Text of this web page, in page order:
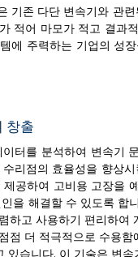
존 다단 변속기와 관
적어 마모가 적고 결과
주력하는 기업의 성
창출
터를 분석하여 변속기
리점의 효율성을 향상
공하여 고비용 고장을
을 해결할 수 있도록 합
고 사용하기 편리하
더 적극적으로 수용